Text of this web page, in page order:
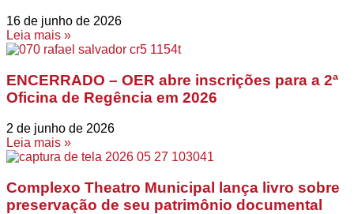
16 de junho de 2026
Leia mais »
ENCERRADO – OER abre inscrições para a 2ª
Oficina de Regência em 2026
2 de junho de 2026
Leia mais »
Complexo Theatro Municipal lança livro sobre
preservação de seu patrimônio documental